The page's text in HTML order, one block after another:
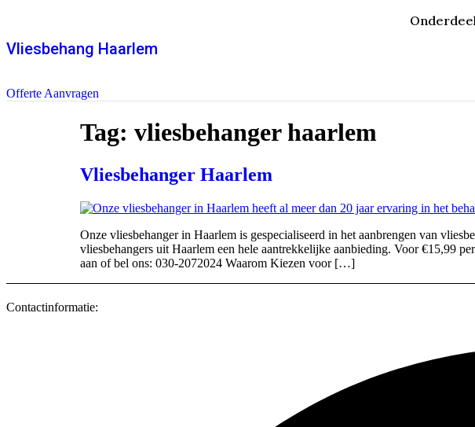
Vliesbehang Haarlem
Offerte Aanvragen
Tag: vliesbehanger haarlem
Vliesbehanger Haarlem
Onze vliesbehanger in Haarlem is gespecialiseerd in het aanbrengen van
vliesbehangers uit Haarlem een hele aantrekkelijke aanbieding. Voor €15,99
aan of bel ons: 030-2072024 Waarom Kiezen voor […]
Contactinformatie: